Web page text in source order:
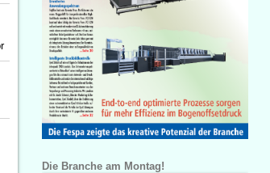
Die Branche am Montag!